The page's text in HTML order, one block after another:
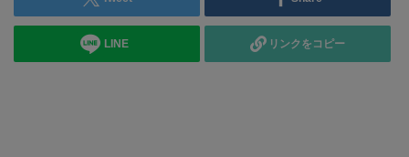
LINE リンクをコピー